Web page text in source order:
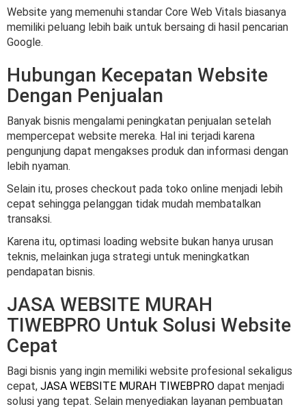
Website yang memenuhi standar Core Web Vitals biasanya
memiliki peluang lebih baik untuk bersaing di hasil pencarian
Google.
Hubungan Kecepatan Website
Dengan Penjualan
Banyak bisnis mengalami peningkatan penjualan setelah
mempercepat website mereka. Hal ini terjadi karena
pengunjung dapat mengakses produk dan informasi dengan
lebih nyaman.
Selain itu, proses checkout pada toko online menjadi lebih
cepat sehingga pelanggan tidak mudah membatalkan
transaksi.
Karena itu, optimasi loading website bukan hanya urusan
teknis, melainkan juga strategi untuk meningkatkan
pendapatan bisnis.
JASA WEBSITE MURAH
TIWEBPRO Untuk Solusi Website
Cepat
Bagi bisnis yang ingin memiliki website profesional sekaligus
cepat, JASA WEBSITE MURAH TIWEBPRO dapat menjadi
solusi yang tepat. Selain menyediakan layanan pembuatan